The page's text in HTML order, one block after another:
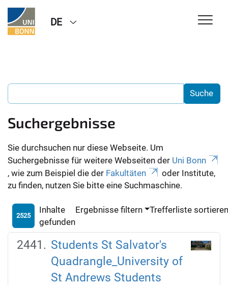
DE
Suchergebnisse
Sie durchsuchen nur diese Webseite. Um
Suchergebnisse für weitere Webseiten der Uni Bonn
, wie zum Beispiel die der Fakultäten
oder Institute,
zu finden, nutzen Sie bitte eine Suchmaschine.
2525
Inhalte
gefunden
Ergebnisse filtern Trefferliste
Students St Salvator's
Quadrangle_University of
St Andrews Students